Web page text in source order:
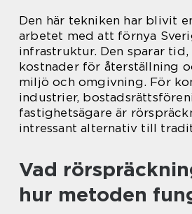
Den här tekniken har blivit
arbetet med att förnya
infrastruktur. Den sparar tid,
kostnader för återställning
miljö och omgivning. För
industrier,
fastighetsägare är
intressant alternativ till
Vad
hur metoden